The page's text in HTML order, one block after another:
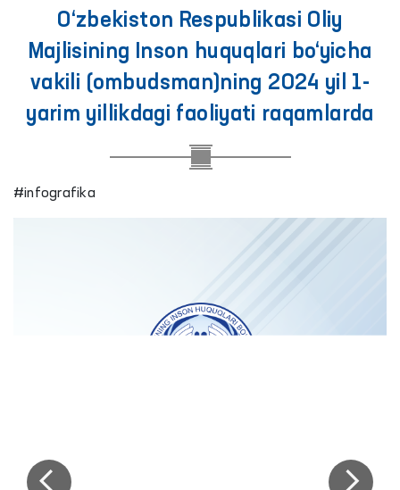
O‘zbekiston Respublikasi Oliy
Majlisining Inson huquqlari bo‘yicha
vakili (ombudsman)ning 2024 yil 1-
yarim yillikdagi faoliyati raqamlarda
#infografika